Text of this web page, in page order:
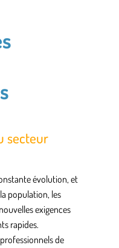
secteur
évolution, et
population, les
exigences
rapides.
professionnels de